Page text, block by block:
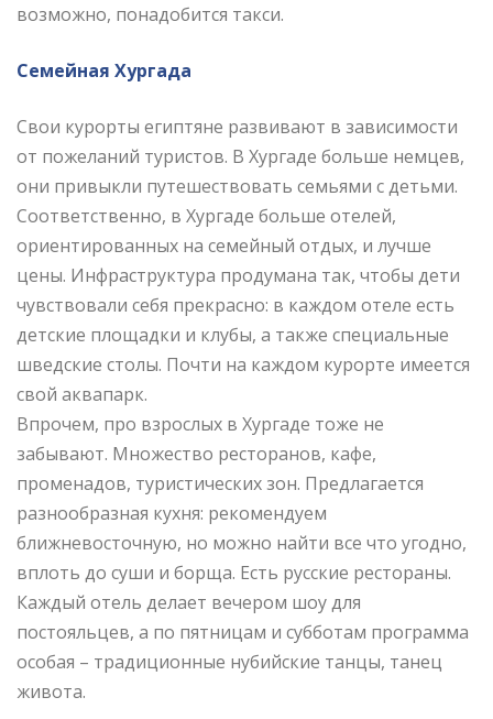
возможно, понадобится такси.
Семейная Хургада
Свои курорты египтяне развивают в зависимости
от пожеланий туристов. В Хургаде больше немцев,
они привыкли путешествовать семьями с детьми.
Соответственно, в Хургаде больше отелей,
ориентированных на семейный отдых, и лучше
цены. Инфраструктура продумана так, чтобы дети
чувствовали себя прекрасно: в каждом отеле есть
детские площадки и клубы, а также специальные
шведские столы. Почти на каждом курорте имеется
свой аквапарк.
Впрочем, про взрослых в Хургаде тоже не
забывают. Множество ресторанов, кафе,
променадов, туристических зон. Предлагается
разнообразная кухня: рекомендуем
ближневосточную, но можно найти все что угодно,
вплоть до суши и борща. Есть русские рестораны.
Каждый отель делает вечером шоу для
постояльцев, а по пятницам и субботам программа
особая – традиционные нубийские танцы, танец
живота.